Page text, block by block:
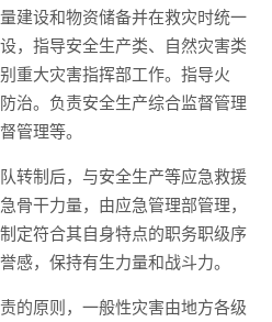
建设和物资储备并在救灾时统一
，指导安全生产类、自然灾害类
重大灾害指挥部工作。指导火
治。负责安全生产综合监督管理
管理等。
转制后，与安全生产等应急救援
骨干力量，由应急管理部管理，
定符合其自身特点的职务职级序
感，保持有生力量和战斗力。
的原则，一般性灾害由地方各级